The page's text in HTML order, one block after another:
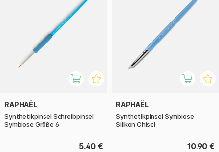
RAPHAËL
Synthetikpinsel Schreibpinsel
Symbiose Größe 6
5.40 €
RAPHAËL
Synthetikpinsel Symbiose
Silikon Chisel
10.90 €